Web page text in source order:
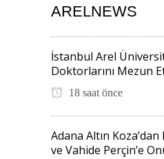
ARELNEWS
İstanbul Arel
Doktorlarını Mezun
18 saat önce
Adana Altın
ve Vahide Perçin’e